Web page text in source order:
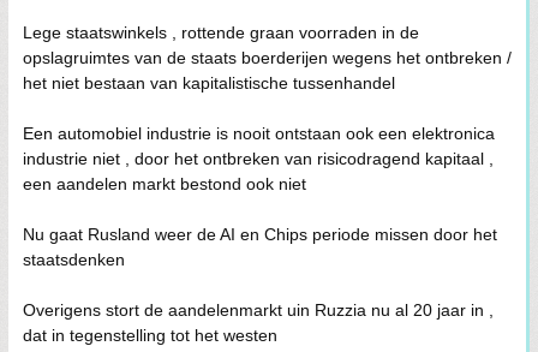
Lege staatswinkels , rottende graan voorraden in de
opslagruimtes van de staats boerderijen wegens het ontbreken /
het niet bestaan van kapitalistische tussenhandel
Een automobiel industrie is nooit ontstaan ook een elektronica
industrie niet , door het ontbreken van risicodragend kapitaal ,
een aandelen markt bestond ook niet
Nu gaat Rusland weer de AI en Chips periode missen door het
staatsdenken
Overigens stort de aandelenmarkt uin Ruzzia nu al 20 jaar in ,
dat in tegenstelling tot het westen